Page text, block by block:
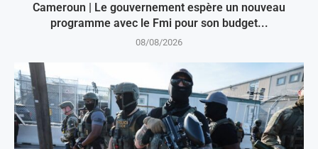
Cameroun | Le gouvernement espère un nouveau
programme avec le Fmi pour son budget...
08/08/2026